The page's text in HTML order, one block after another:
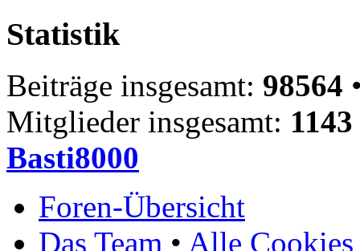
Statistik
Beiträge insgesamt: 98564
Mitglieder insgesamt: 1143
Basti8000
Foren-Übersicht
Das Team • Alle Cookies